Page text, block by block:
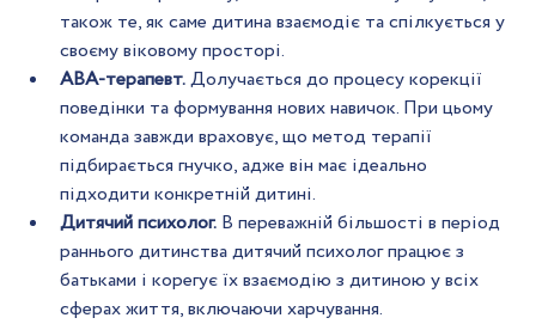
також те, як саме дитина взаємодіє та спілкується у
своєму віковому просторі.
ABA-терапевт. Долучається до процесу корекції
поведінки та формування нових навичок. При цьому
команда завжди враховує, що метод терапії
підбирається гнучко, адже він має ідеально
підходити конкретній дитині.
Дитячий психолог. В переважній більшості в період
раннього дитинства дитячий психолог працює з
батьками і корегує їх взаємодію з дитиною у всіх
сферах життя, включаючи харчування.